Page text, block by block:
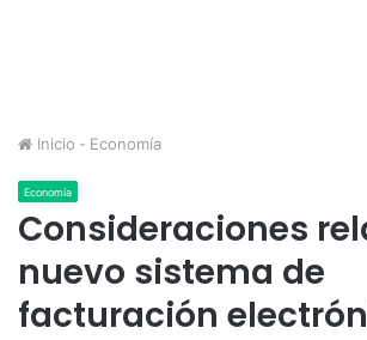
Inicio - Economía
Economía
Consideraciones
nuevo sistema de
facturación